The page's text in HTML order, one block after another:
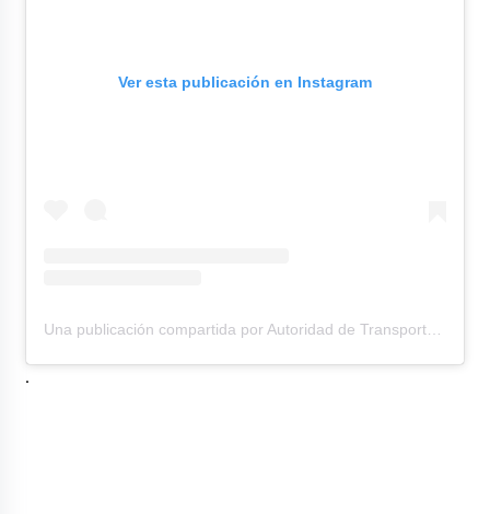
Ver esta publicación en Instagram
.